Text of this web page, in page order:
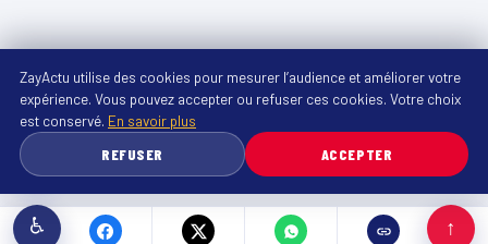
♿ ↑
ZayActu utilise des cookies pour mesurer l’audience et améliorer votre
expérience. Vous pouvez accepter ou refuser ces cookies. Votre choix
est conservé. En savoir plus
REFUSER
ACCEPTER